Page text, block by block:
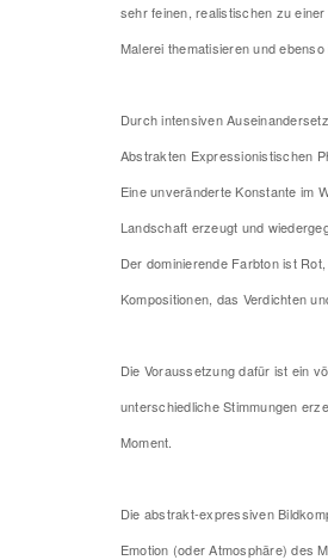
sehr feinen, realistischen zu
Malerei thematisieren und ebenso
Durch intensiven
Abstrakten Expressionistischen
Eine unveränderte Konstante im
Landschaft erzeugt und
Der dominierende Farbton ist
Kompositionen, das Verdichten
Die Voraussetzung dafür ist ein
unterschiedliche Stimmungen
Moment.
Die abstrakt-expressiven
Emotion (oder Atmosphäre) des